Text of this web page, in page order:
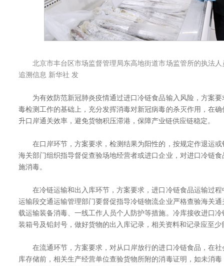
北京市丰台区市场监督管理局东高地街道市场监管所的执法人
追溯信息 新华社 发
为有效防范新冠肺炎疫情通过进口冷链食品输入风险，方案要
毒检测工作的基础上，充分发挥消毒对新冠病毒的杀灭作用，在
升口岸通关效率，避免货物积压滞港，保障产业链供应链稳定。
在口岸环节，方案要求，检测结果为阳性的，按规定作退运或
海关部门组织指导督促查验场地经营者或进口企业，对进口冷链
施消毒。
在冷链运输和出入库环节，方案要求，进口冷链食品运输过程
运输段交通运输管理部门要督促指导冷链物流企业严格查验海关
载运输装备消毒、一线工作人员个人防护等措施。冷库接收进口
装箱号及铅封号，做好货物的出入库记录，相关资料和记录应至少
在流通环节，方案要求，对从口岸放行的进口冷链食品，在社
库存储前，相关生产经营单位查验货物所附的消毒证明，如未消